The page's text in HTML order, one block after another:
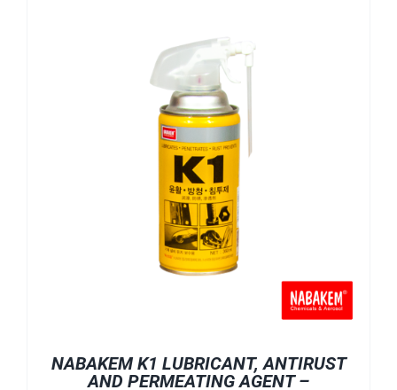
NABAKEM K1 LUBRICANT, ANTIRUST
AND PERMEATING AGENT –